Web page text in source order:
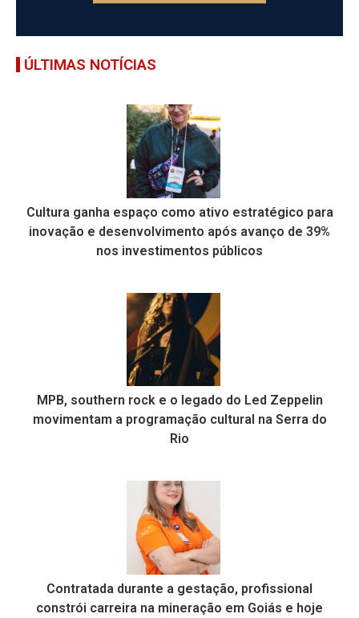
ÚLTIMAS NOTÍCIAS
Cultura ganha espaço como ativo estratégico para
inovação e desenvolvimento após avanço de 39%
nos investimentos públicos
MPB, southern rock e o legado do Led Zeppelin
movimentam a programação cultural na Serra do
Rio
Contratada durante a gestação, profissional
constrói carreira na mineração em Goiás e hoje